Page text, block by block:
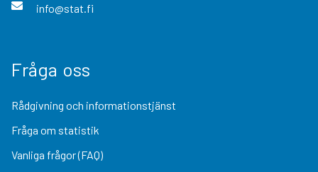
info@stat.fi
Fråga oss
Rådgivning och informationstjänst
Fråga om statistik
Vanliga frågor (FAQ)